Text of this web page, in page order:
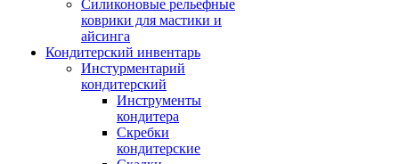
Силиконовые рельефные
коврики для мастики и
айсинга
Кондитерский инвентарь
Инстурментарий
кондитерский
Инструменты
кондитера
Скребки
кондитерские